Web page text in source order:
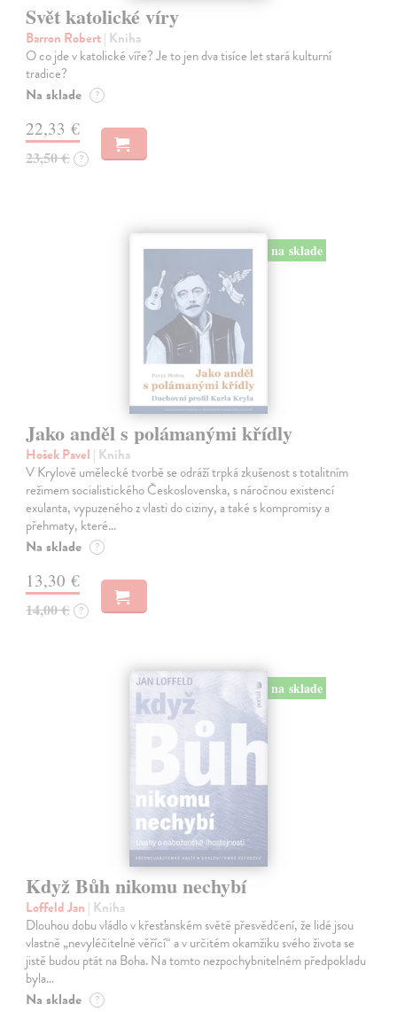
Svět katolické víry
Barron Robert| Kniha
O co jde v katolické víře? Je to jen dva tisíce let stará kulturní
tradice?
Na sklade ?
22,33 €
23,50 € ?
na sklade
Jako anděl s polámanými křídly
Hošek Pavel | Kniha
V Krylově umělecké tvorbě se odráží trpká zkušenost s totalitním
režimem socialistického Československa, s náročnou existencí
exulanta, vypuzeného z vlasti do ciziny, a také s kompromisy a
přehmaty, které…
Na sklade ?
13,30 €
14,00 € ?
na sklade
Když Bůh nikomu nechybí
Loffeld Jan | Kniha
Dlouhou dobu vládlo v křesťanském světě přesvědčení, že lidé jsou
vlastně „nevyléčitelně věřící“ a v určitém okamžiku svého života se
jistě budou ptát na Boha. Na tomto nezpochybnitelném předpokladu
byla…
Na sklade ?